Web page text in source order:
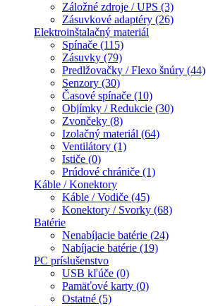
Záložné zdroje / UPS (3)
Zásuvkové adaptéry (26)
Elektroinštalačný materiál
Spínače (115)
Zásuvky (79)
Predlžovačky / Flexo šnúry (44)
Senzory (30)
Časové spínače (10)
Objímky / Redukcie (30)
Zvončeky (8)
Izolačný materiál (64)
Ventilátory (1)
Ističe (0)
Prúdové chrániče (1)
Káble / Konektory
Káble / Vodiče (45)
Konektory / Svorky (68)
Batérie
Nenabíjacie batérie (24)
Nabíjacie batérie (19)
PC príslušenstvo
USB kľúče (0)
Pamäťové karty (0)
Ostatné (5)